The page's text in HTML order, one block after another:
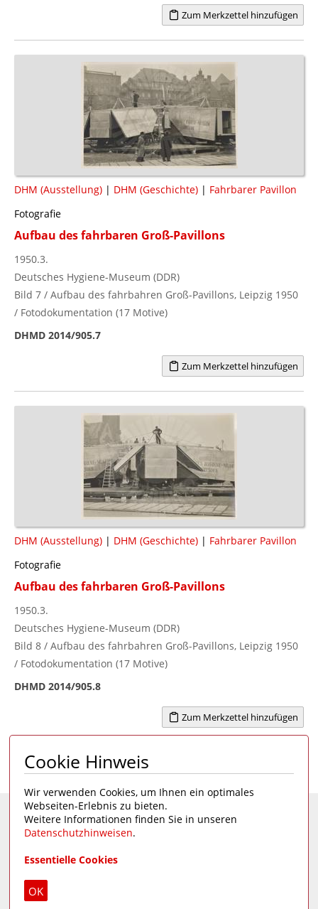
Zum Merkzettel hinzufügen
DHM (Ausstellung) | DHM (Geschichte) | Fahrbarer Pavillon
Fotografie
Aufbau des fahrbaren Groß-Pavillons
1950.3.
Deutsches Hygiene-Museum (DDR)
Bild 7 / Aufbau des fahrbahren Groß-Pavillons, Leipzig 1950
/ Fotodokumentation (17 Motive)
DHMD 2014/905.7
Zum Merkzettel hinzufügen
DHM (Ausstellung) | DHM (Geschichte) | Fahrbarer Pavillon
Fotografie
Aufbau des fahrbaren Groß-Pavillons
1950.3.
Deutsches Hygiene-Museum (DDR)
Bild 8 / Aufbau des fahrbahren Groß-Pavillons, Leipzig 1950
/ Fotodokumentation (17 Motive)
DHMD 2014/905.8
Zum Merkzettel hinzufügen
Seite 1 von 9 1 2 3 4 ... 9 >
Eine Seite desDeutschen Hygiene-Museums
Cookie Hinweis
Wir verwenden Cookies, um Ihnen ein optimales
Webseiten-Erlebnis zu bieten.
Weitere Informationen finden Sie in unseren
Datenschutzhinweisen.
Essentielle Cookies
OK